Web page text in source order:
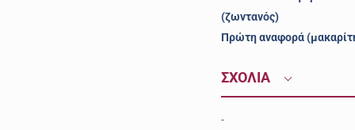
(ζωντανός)
Πρώτη αναφορά
ΣΧΟΛΙΑ
-